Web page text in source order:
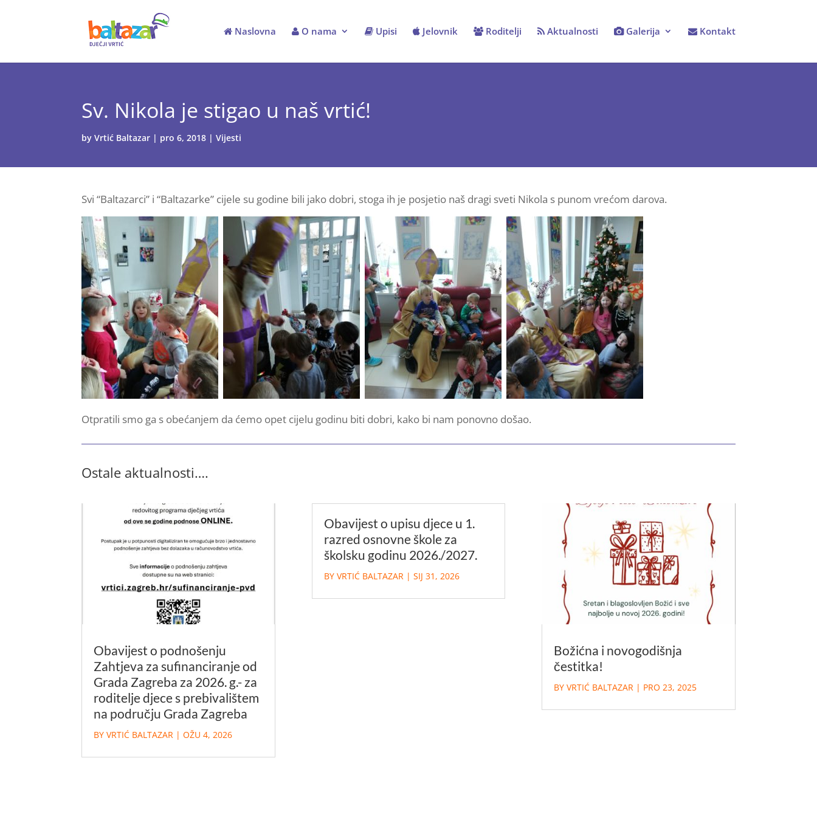
Naslovna O nama Upisi Jelovnik Roditelji Aktualnosti Galerija Kontakt
Sv. Nikola je stigao u naš vrtić!
byVrtić Baltazar | pro 6, 2018 |Vijesti
Svi “Baltazarci” i “Baltazarke” cijele su godine bili jako dobri, stoga ih je posjetio naš dragi sveti Nikola s punom vrećom darova.
Otpratili smo ga s obećanjem da ćemo opet cijelu godinu biti dobri, kako bi nam ponovno došao.
Ostale aktualnosti….
Obavijest o podnošenju
Zahtjeva za sufinanciranje od
Grada Zagreba za 2026. g.- za
roditelje djece s prebivalištem
na području Grada Zagreba
BYVRTIĆ BALTAZAR |OŽU 4, 2026
Obavijest o upisu djece u 1.
razred osnovne škole za
školsku godinu 2026./2027.
BY VRTIĆ BALTAZAR | SIJ 31, 2026
Božićna i novogodišnja
čestitka!
BY VRTIĆ BALTAZAR| PRO 23, 2025